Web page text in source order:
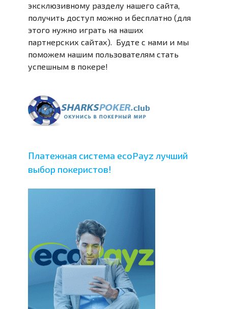
эксклюзивному разделу нашего сайта,
получить доступ можно и бесплатно (для
этого нужно играть на наших
партнерских сайтах). Будте с нами и мы
поможем нашим пользователям стать
успешным в покере!
Платежная система ecoPayz лучший
выбор покеристов!